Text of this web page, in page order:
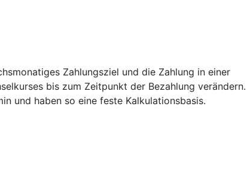
Zahlungsziel und die Zahlung in einer
bis zum Zeitpunkt der Bezahlung verändern.
und haben so eine feste Kalkulationsbasis.